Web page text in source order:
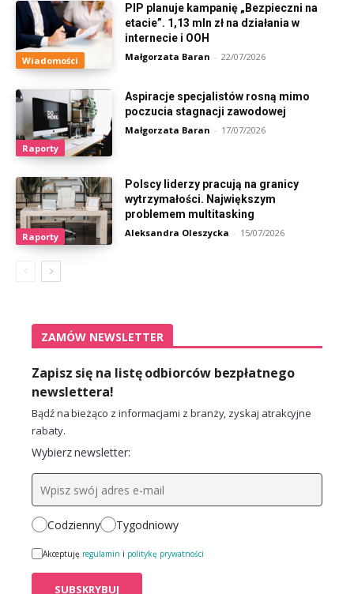
Wiadomości
PIP planuje kampanię „Bezpieczni na
etacie”. 1,13 mln zł na działania w
internecie i OOH
Małgorzata Baran - 22/07/2026
Raporty
Aspiracje specjalistów rosną mimo
poczucia stagnacji zawodowej
Małgorzata Baran - 17/07/2026
Raporty
Polscy liderzy pracują na granicy
wytrzymałości. Największym
problemem multitasking
Aleksandra Oleszycka - 15/07/2026
ZAMÓW NEWSLETTER
Zapisz się na listę odbiorców bezpłatnego
newslettera!
Bądź na bieżąco z informacjami z branży, zyskaj atrakcyjne
rabaty.
Wybierz newsletter:
Codzienny Tygodniowy
Akceptuję regulamin i politykę prywatności